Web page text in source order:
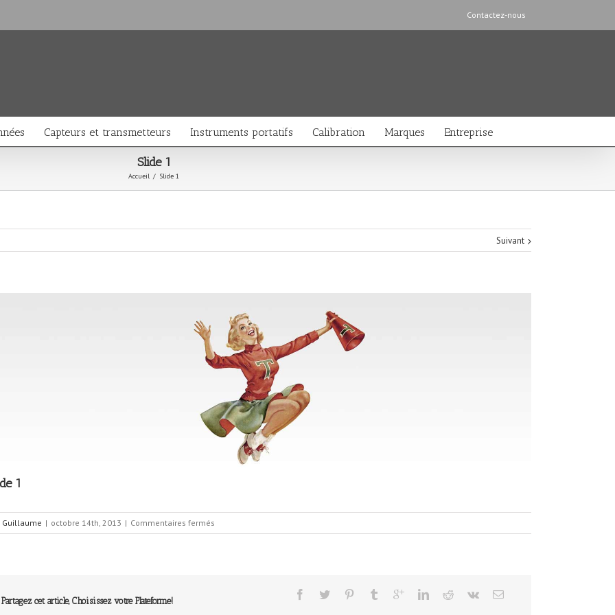
Contactez-nous
Capteurs et transmetteurs Instruments portatifs Calibration Marques Entreprise
Slide 1
Accueil / Slide 1
Suivant
1
Guillaume | octobre 14th, 2013 | Commentaires fermés
Slide
Partagez cet article, Choisissez votre Plateforme!